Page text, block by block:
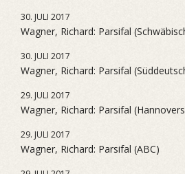
30. JULI 2017
Wagner, Richard: Parsifal
30. JULI 2017
Wagner, Richard: Parsifal
29. JULI 2017
Wagner, Richard: Parsifal
29. JULI 2017
Wagner, Richard: Parsifal (ABC)